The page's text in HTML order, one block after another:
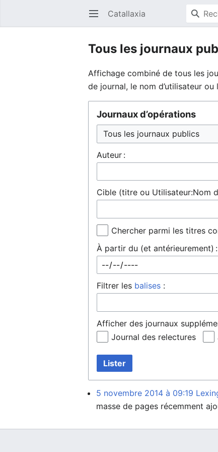
Ouvrir le menu principal Catallaxia
Tous les journaux
Affichage combiné de tous les
de journal, le nom d’utilisateur
Journaux d’opérations
Auteur :
Cible (titre ou Utilisateur:Nom
Chercher parmi les titres
À partir du (et antérieurement) :
Filtrer les balises :
Afficher des journaux
Journal des relectures
Lister
5 novembre 2014 à 09:19
masse de pages récemment